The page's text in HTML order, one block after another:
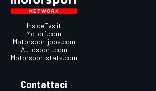
InsideEvs.it
Motor1.com
Motorsportjobs.com
Autosport.com
Motorsportstats.com
Contattaci